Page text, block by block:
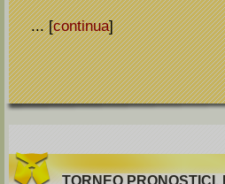
... [continua]